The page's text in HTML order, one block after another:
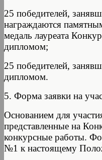
25 победителей,
награждаются
медаль лауреата
дипломом;
25 победителей,
дипломом.
5. Форма заявки на
Основанием для
представленные на
конкурсные работы.
№1 к настоящему